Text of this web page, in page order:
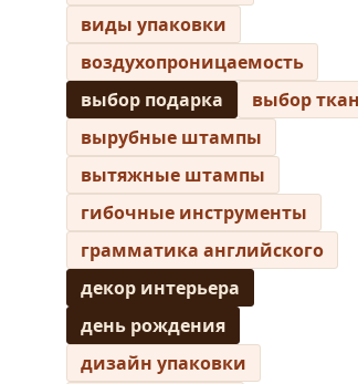
виды упаковки
воздухопроницаемость
выбор подарка
выбор
вырубные штампы
вытяжные штампы
гибочные инструменты
грамматика английского
декор интерьера
день рождения
дизайн упаковки